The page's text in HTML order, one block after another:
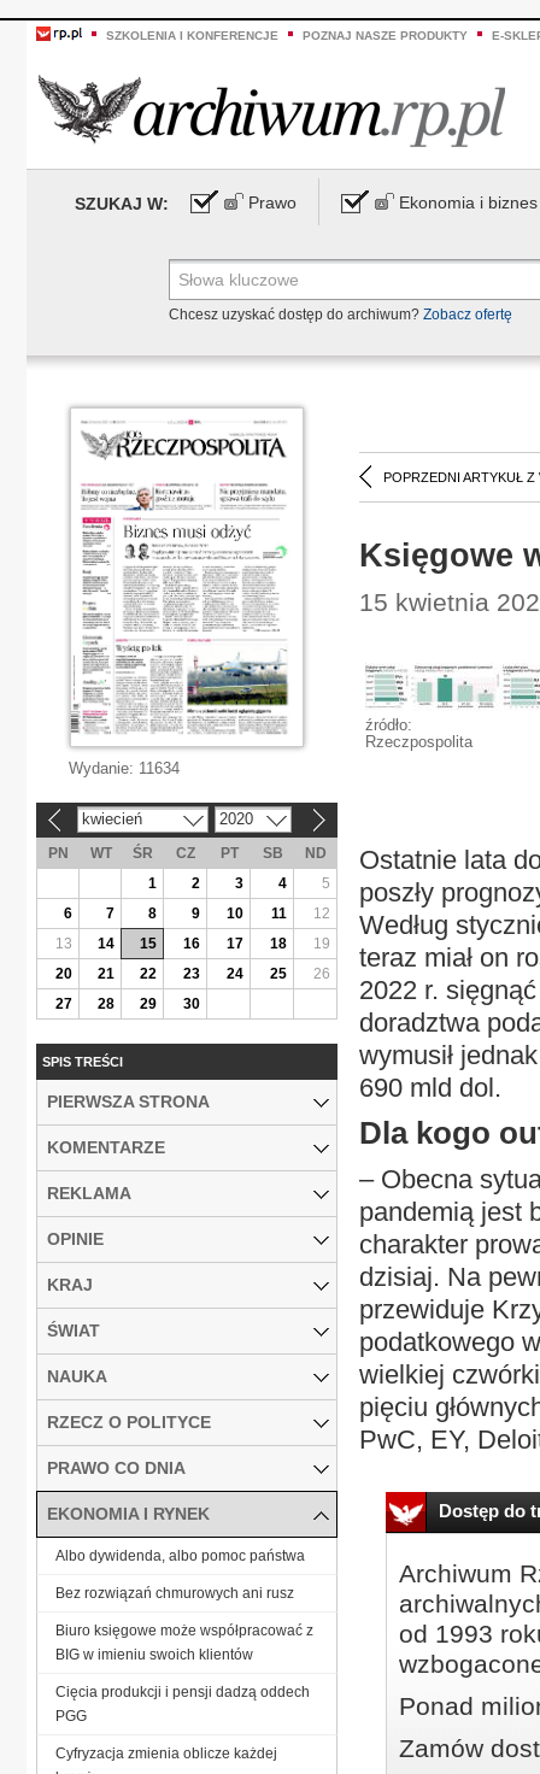
SZKOLENIA I KONFERENCJE POZNAJ NASZE PRODUKTY E-
SZUKAJ W: Prawo Ekonomia i biznes
Chcesz uzyskać dostęp do archiwum? Zobacz ofertę
POPRZEDNI ARTYKUŁ Z
Księgowe
15 kwietnia
źródło:
Rzeczpospolita
Ostatnie lata
poszły
Według
teraz miał on
2022 r.
doradztwa
wymusił
690 mld dol.
Dla kogo
– Obecna
pandemią jest
charakter
dzisiaj. Na
przewiduje
podatkowego
wielkiej
pięciu
PwC, EY,
Dostęp do
Archiwum
od 1993
Ponad
Zamów
Wydanie: 11634
kwiecień 2020
PN WT ŚR CZ PT SB
ND
1
2 3 4
5
6
7 8 9 10 11
12
13
14 15 16 17 18
19
20
21 22 23 24 25
26
27
28 29 30
SPIS TREŚCI
PIERWSZA STRONA
KOMENTARZE
REKLAMA
OPINIE
KRAJ
ŚWIAT
NAUKA
RZECZ O POLITYCE
PRAWO CO DNIA
EKONOMIA I RYNEK
Albo dywidenda, albo pomoc państwa
Bez rozwiązań chmurowych ani rusz
Biuro księgowe może współpracować z
BIG w imieniu swoich klientów
Cięcia produkcji i pensji dadzą oddech
PGG
Cyfryzacja zmienia oblicze każdej